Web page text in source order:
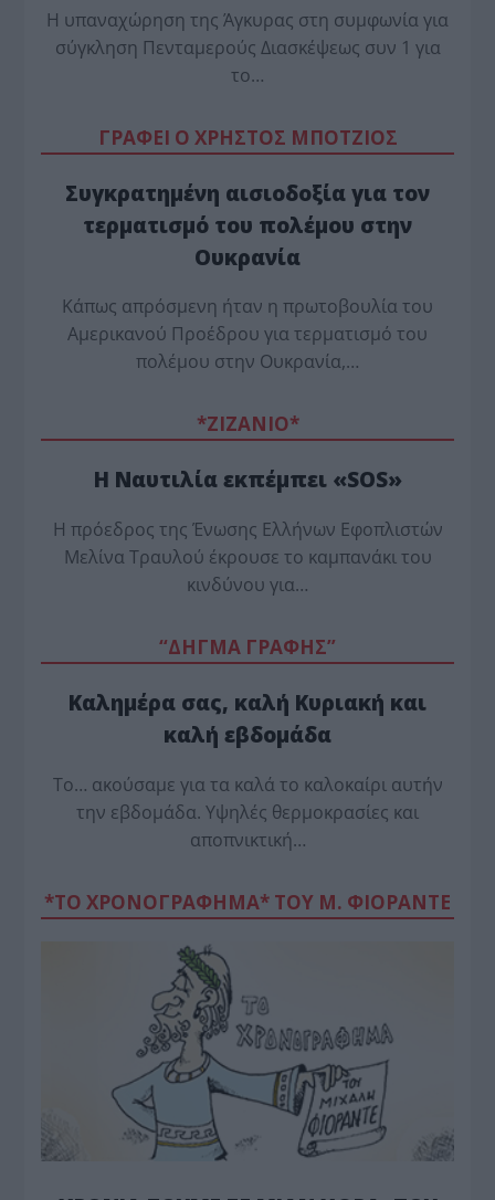
Η υπαναχώρηση της Άγκυρας στη συμφωνία για
σύγκληση Πενταμερούς Διασκέψεως συν 1 για
το…
ΓΡΑΦΕΙ Ο ΧΡΗΣΤΟΣ ΜΠΟΤΖΙΟΣ
Συγκρατημένη αισιοδοξία για τον
τερματισμό του πολέμου στην
Ουκρανία
Κάπως απρόσμενη ήταν η πρωτοβουλία του
Αμερικανού Προέδρου για τερματισμό του
πολέμου στην Ουκρανία,…
*ZΙΖΑΝΙΟ*
Η Ναυτιλία εκπέμπει «SOS»
Η πρόεδρος της Ένωσης Ελλήνων Εφοπλιστών
Μελίνα Τραυλού έ­κρουσε το καμπανάκι του
κινδύνου για…
“ΔΗΓΜΑ ΓΡΑΦΗΣ”
Καλημέρα σας, καλή Κυριακή και
καλή εβδομάδα
Το… ακούσαμε για τα καλά το καλοκαίρι αυτήν
την εβδομάδα. Υψηλές θερμοκρασίες και
αποπνικτική…
*ΤΟ ΧΡΟΝΟΓΡΑΦΗΜΑ* ΤΟΥ Μ. ΦΙΟΡΆΝΤΕ